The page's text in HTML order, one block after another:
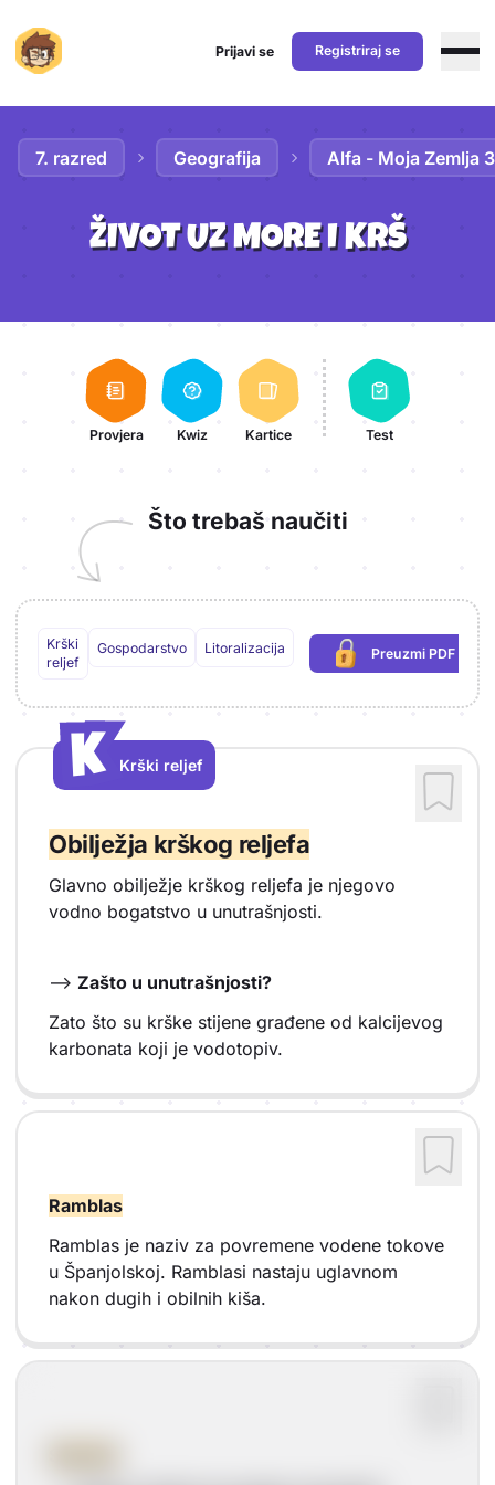
Prijavi se Registriraj se
7. razred Geografija Alfa - Moja Zemlja 3
ŽIVOT UZ MORE I KRŠ
Aktivnosti lekcije
Provjera Kwiz Kartice Test
Što trebaš naučiti
Krški
reljef
Gospodarstvo Litoralizacija Preuzmi PDF
(potrebna
K
K
Krški reljef
Obilježja krškog reljefa
Glavno obilježje krškog reljefa je njegovo
vodno bogatstvo u unutrašnjosti.
--> Zašto u unutrašnjosti?
Zato što su krške stijene građene od kalcijevog
karbonata koji je vodotopiv.
Ramblas
Ramblas je naziv za povremene vodene tokove
u Španjolskoj. Ramblasi nastaju uglavnom
nakon dugih i obilnih kiša.